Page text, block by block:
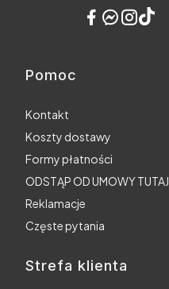
Linki w stopce
Pomoc
Kontakt
Koszty dostawy
Formy płatności
ODSTĄP OD UMOWY TUTAJ
Reklamacje
Częste pytania
Strefa klienta